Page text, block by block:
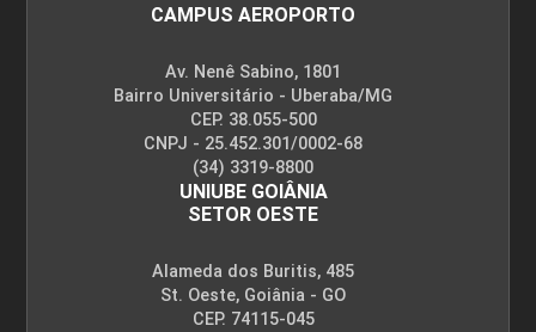
Tópicos Especiais em Fisioterapia
Dermatofuncional
Fisioterapia Dermatofuncional e
Procedimentos Cirúrgicos
CAMPUS AEROPORTO
Av. Nenê Sabino, 1801
Bairro Universitário - Uberaba/MG
CEP. 38.055-500
CNPJ - 25.452.301/0002-68
(34) 3319-8800
UNIUBE GOIÂNIA
SETOR OESTE
Alameda dos Buritis, 485
St. Oeste, Goiânia - GO
CEP. 74115-045